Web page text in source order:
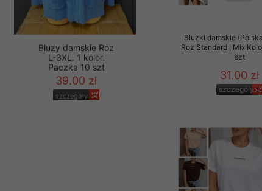
Bluzy damskie Roz
L-3XL. 1 kolor.
Bluzki damskie
Roz Standard , Mix
szt
31.00 zł
szczegóły
zawierającego
naszym Sklepie.
Wszelkie pytania,
osobowych prosimy